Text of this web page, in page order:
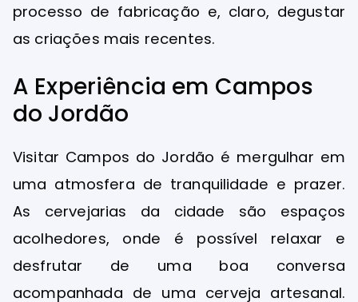
processo de fabricação e, claro, degustar
as criações mais recentes.
A Experiência em Campos
do Jordão
Visitar Campos do Jordão é mergulhar em
uma atmosfera de tranquilidade e prazer.
As cervejarias da cidade são espaços
acolhedores, onde é possível relaxar e
desfrutar de uma boa conversa
acompanhada de uma cerveja artesanal.